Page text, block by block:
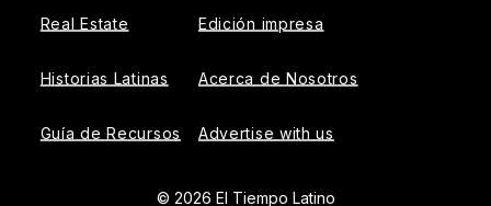
Real Estate
Historias Latinas
Guía de Recursos
Edición impresa
Acerca de Nosotros
Advertise with us
© 2026 El Tiempo Latino